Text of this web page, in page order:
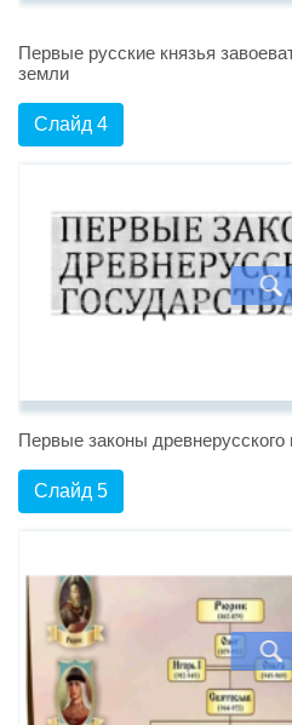
Первые русские князья
земли
Слайд 4
Первые законы древнерусского
Слайд 5